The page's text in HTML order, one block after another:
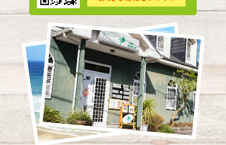
2024年1月(3)
2023年12月
2023年11月(2)
2023年10月(5)
2023年9月(3)
2023年8月(3)
2023年7月(8)
2023年6月(1)